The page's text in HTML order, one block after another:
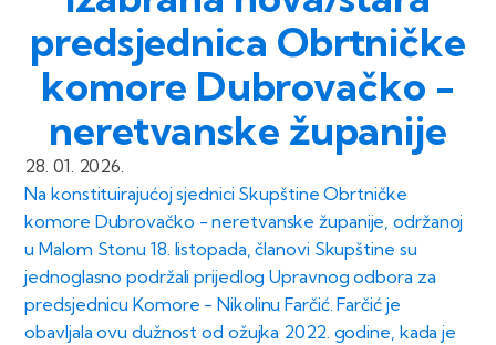
predsjednica Obrtničke
komore Dubrovačko -
neretvanske županije
28. 01. 2026.
Na konstituirajućoj sjednici Skupštine Obrtničke
komore Dubrovačko - neretvanske županije, održanoj
u Malom Stonu 18. listopada, članovi Skupštine su
jednoglasno podržali prijedlog Upravnog odbora za
predsjednicu Komore - Nikolinu Farčić. Farčić je
obavljala ovu dužnost od ožujka 2022. godine, kada je